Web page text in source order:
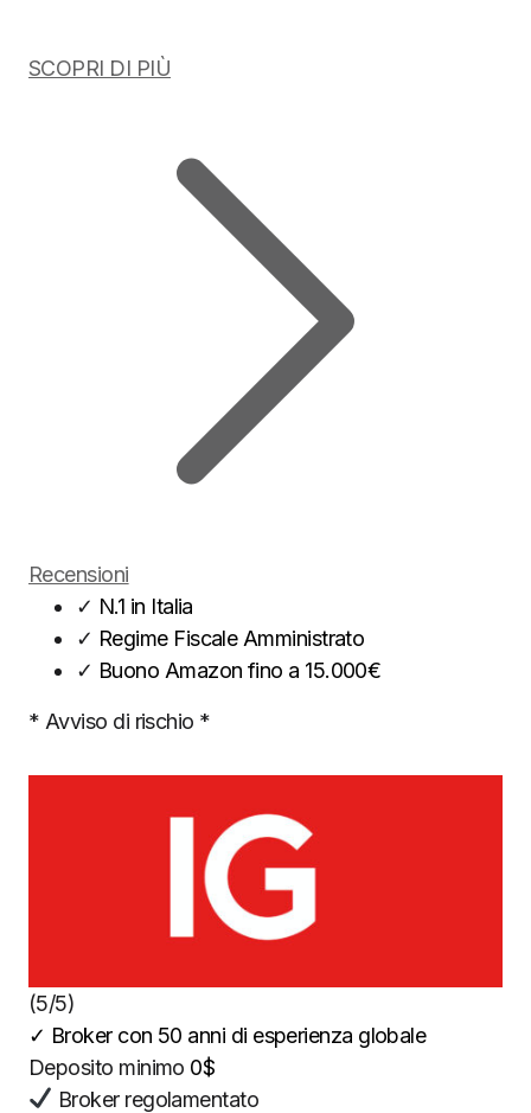
SCOPRI DI PIÙ
Recensioni
✓ N.1 in Italia
✓ Regime Fiscale Amministrato
✓ Buono Amazon fino a 15.000€
* Avviso di rischio *
(5/5)
✓ Broker con 50 anni di esperienza globale
Deposito minimo 0$
Broker regolamentato